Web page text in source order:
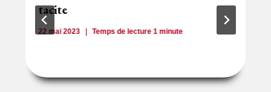
tacite
22 mai 2023 Temps de lecture 1minute